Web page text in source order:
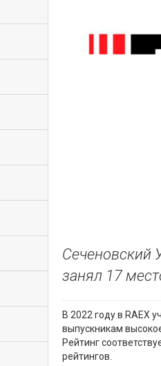
Сеченовский
занял 17
В 2022 году в RAEX
выпускникам
Рейтинг
рейтингов.